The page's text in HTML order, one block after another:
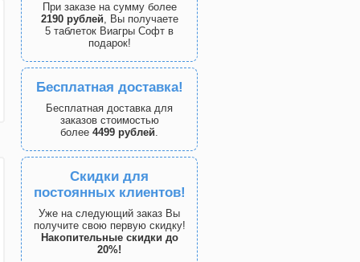
При заказе на сумму более
2190 рублей, Вы получаете
5 таблеток Виагры Софт в
подарок!
Бесплатная доставка!
Бесплатная доставка для
заказов стоимостью
более 4499 рублей.
Скидки для
постоянных клиентов!
Уже на следующий заказ Вы
получите свою первую скидку!
Накопительные скидки до
20%!